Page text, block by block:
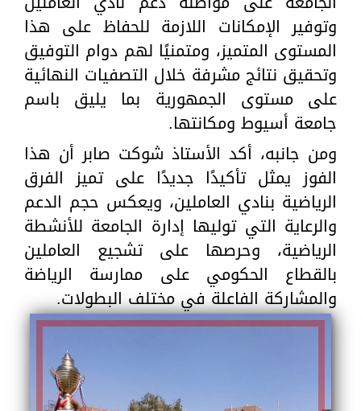
وتوفير الإمكانات اللازمة للحفاظ على هذا
المستوى المتميز، ومتمنيًا لهم دوام التوفيق
وتحقيق نتائج مشرفة خلال التصفيات النهائية
على مستوى الجمهورية بما يليق باسم
جامعة أسيوط ومكانتها.
ومن جانبه، أكد الأستاذ شوكت صابر أن هذا
الفوز يمثل تأكيدًا جديدًا على تميز الفرق
الرياضية بنادي العاملين، ويعكس حجم الدعم
والرعاية التي توليها إدارة الجامعة للأنشطة
الرياضية، وحرصها على تشجيع العاملين
بالقطاع الحكومي على ممارسة الرياضة
والمشاركة الفاعلة في مختلف البطولات.